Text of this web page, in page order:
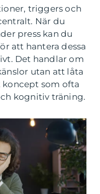
triggers och
När du
press kan du
att hantera dessa
Det handlar om
utan att låta
som ofta
kognitiv träning.